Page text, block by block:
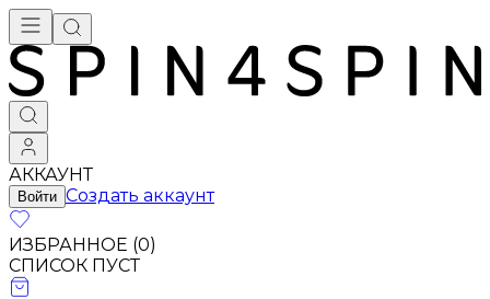
АККАУНТ
Войти Создать аккаунт
ИЗБРАННОЕ (0)
СПИСОК ПУСТ